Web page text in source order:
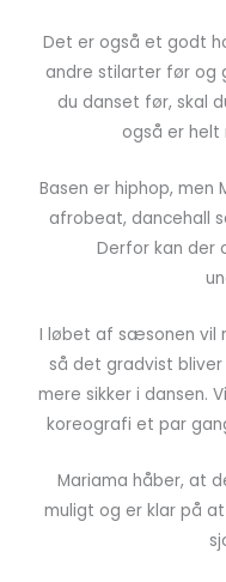
Det er også et godt
andre stilarter før og
du danset før, skal
også er helt
Basen er hiphop, men
afrobeat, dancehall
Derfor kan der
I løbet af sæsonen vil
så det gradvist
mere sikker i dansen.
koreografi et par
Mariama håber, at
muligt og er klar på